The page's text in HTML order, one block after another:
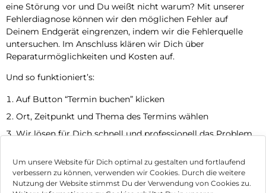
Um unsere Website für Dich optimal zu gestalten und fortlaufend
verbessern zu können, verwenden wir Cookies. Durch die weitere
Nutzung der Website stimmst Du der Verwendung von Cookies zu.
eine Störung vor und Du weißt nicht warum? Mit unserer
Fehlerdiagnose können wir den möglichen Fehler auf
Deinem Endgerät eingrenzen, indem wir die Fehlerquelle
untersuchen. Im Anschluss klären wir Dich über
Reparaturmöglichkeiten und Kosten auf.
Und so funktioniert’s:
Auf Button “Termin buchen” klicken
Ort, Zeitpunkt und Thema des Termins wählen
Wir lösen für Dich schnell und professionell das Problem
Jetzt Termin vereinbaren